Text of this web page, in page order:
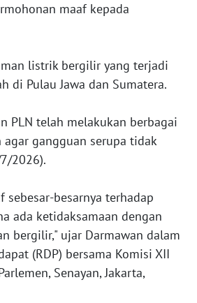
maaf kepada
listrik bergilir yang terjadi
di Pulau Jawa dan Sumatera.
PLN telah melakukan berbagai
gangguan serupa tidak
2026).
sebesar-besarnya terhadap
ada ketidaksamaan dengan
bergilir," ujar Darmawan dalam
(RDP) bersama Komisi XII
Senayan, Jakarta,